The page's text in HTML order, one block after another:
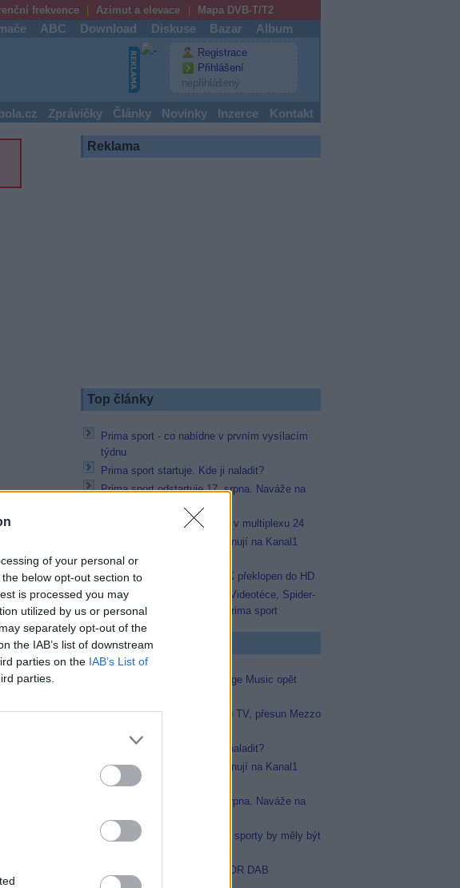
of your personal or
below opt-out section to
is processed you may
utilized by us or personal
separately opt-out of the
the IAB’s list of downstream
parties on the IAB’s List of
parties.
frekvence Azimut a elevace Mapa DVB-T/T2
ABC Download Diskuse Bazar Album
Registrace
Přihlášení
nepřihlášený
Zprávičky Články Novinky Inzerce Kontakt
Reklama
Top články
Prima sport - co nabídne v prvním vysílacím
týdnu
Prima sport startuje. Kde ji naladit?
Prima sport odstartuje 17. srpna. Naváže na
Prima Sport začala testovat v multiplexu 24
Arena Sport 1 a 2 se přejmenují na Kanal1
Sport a Kanal1 Xtra
Skylink: FILMBOX+ One SK překlopen do HD
MAGENTA TV: Novinka ve Videotéce, Spider-
Man maraton i nový kanál Prima sport
Top známky
Ochutnávka skončila. Vantage Music opět
Skylink: Konec English Club TV, přesun Mezzo
Prima sport startuje. Kde ji naladit?
Arena Sport 1 a 2 se přejmenují na Kanal1
Sport a Kanal1 Xtra
Prima sport odstartuje 17. srpna. Naváže na
stanici Sporty TV
Nejvíce čtenářů si myslí, že sporty by měly být
Black FM v multiplexu COLOR DAB